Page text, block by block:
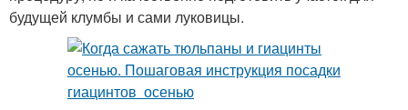
будущей клумбы и сами луковицы.